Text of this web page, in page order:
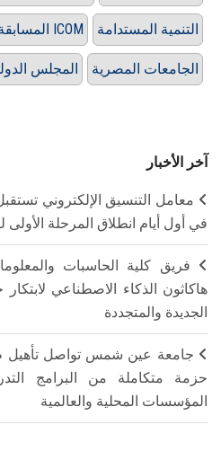
المسابقة الدولية ICOM التنمية المستدامة
المجلس الجامعات المصرية
آخر الأخبار
في أول أيام انطلاق المرحلة الأولى
فريق كلية الحاسبات
هاكاثون الذكاء الاصطناعي
الجديدة والمتجددة
جامعة عين شمس تواصل تأهيل
حزمة متكاملة من البرامج
المؤسسات المحلية والعالمية